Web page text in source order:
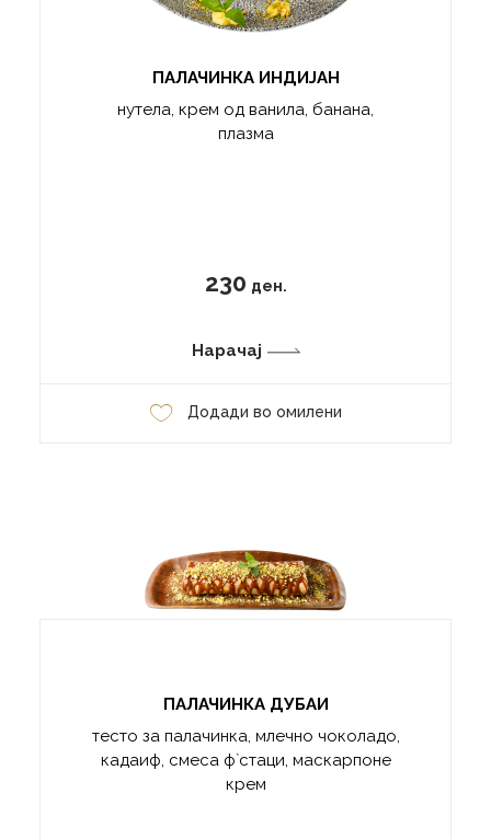
ПАЛАЧИНКА ИНДИЈАН
нутела, крем од ванила, банана,
плазма
230 ден.
Нарачај
Додади во омилени
ПАЛАЧИНКА ДУБАИ
тесто за палачинка, млечно чоколадо,
кадаиф, смеса ф`стаци, маскарпоне
крем